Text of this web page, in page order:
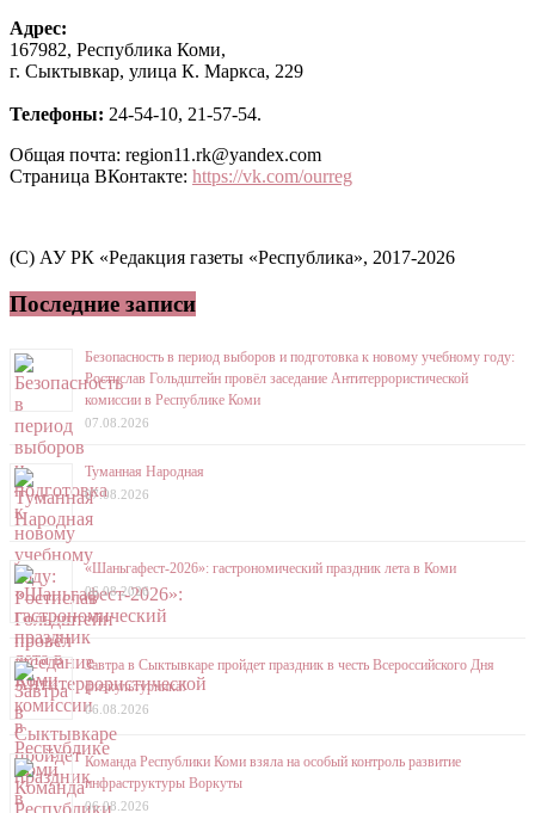
Адрес:
167982, Республика Коми,
г. Сыктывкар, улица К. Маркса, 229
Телефоны: 24-54-10, 21-57-54.
Общая почта: region11.rk@yandex.com
Страница ВКонтакте: https://vk.com/ourreg
(C) АУ РК «Редакция газеты «Республика», 2017-2026
Последние записи
Безопасность в период выборов и подготовка к новому учебному году:
Ростислав Гольдштейн провёл заседание Антитеррористической
комиссии в Республике Коми
07.08.2026
Туманная Народная
07.08.2026
«Шаньгафест-2026»: гастрономический праздник лета в Коми
06.08.2026
Завтра в Сыктывкаре пройдет праздник в честь Всероссийского Дня
физкультурника!
06.08.2026
Команда Республики Коми взяла на особый контроль развитие
инфраструктуры Воркуты
06.08.2026